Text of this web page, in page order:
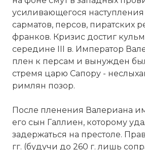
усиливающегося
сарматов, персов, пиратских
франков. Кризис достиг
середине III в. Император
плен к персам и вынужден
стремя царю Сапору -
римлян позор.
После пленения Валериана
его сын Галлиен, которому
задержаться на престоле.
гг. (будучи до 260 г. лишь